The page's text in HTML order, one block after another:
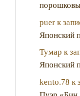
puerк
Японский
Тумар к
Японский
kento.78 к